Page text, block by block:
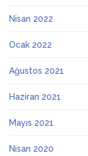
Nisan 2022
Ocak 2022
Ağustos 2021
Haziran 2021
Mayıs 2021
Nisan 2020